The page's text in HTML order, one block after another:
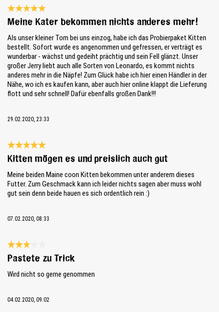
Bewertung mit 5 von 5 Sternen
Meine Kater bekommen nichts anderes mehr!
Als unser kleiner Tom bei uns einzog, habe ich das Probierpaket Kitten
bestellt. Sofort wurde es angenommen und gefressen, er verträgt es
wunderbar - wächst und gedeiht prächtig und sein Fell glänzt. Unser
großer Jerry liebt auch alle Sorten von Leonardo, es kommt nichts
anderes mehr in die Näpfe! Zum Glück habe ich hier einen Händler in der
Nähe, wo ich es kaufen kann, aber auch hier online klappt die Lieferung
flott und sehr schnell! Dafür ebenfalls großen Dank!!!
29.02.2020, 23:33
Bewertung mit 5 von 5 Sternen
Kitten mögen es und preislich auch gut
Meine beiden Maine coon Kitten bekommen unter anderem dieses
Futter. Zum Geschmack kann ich leider nichts sagen aber muss wohl
gut sein denn beide hauen es sich ordentlich rein :)
07.02.2020, 08:33
Bewertung mit 3 von 5 Sternen
Pastete zu Trick
Wird nicht so gerne genommen
04.02.2020, 09:02